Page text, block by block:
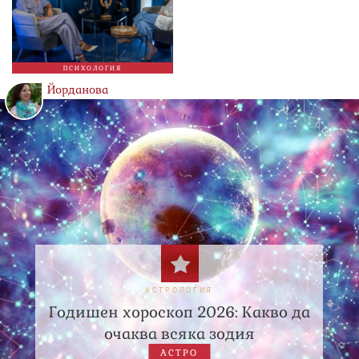
ПСИХОЛОГИЯ
Йорданова
АСТРОЛОГИЯ
Годишен хороскоп 2026: Какво да
очаква всяка зодия
АСТРО